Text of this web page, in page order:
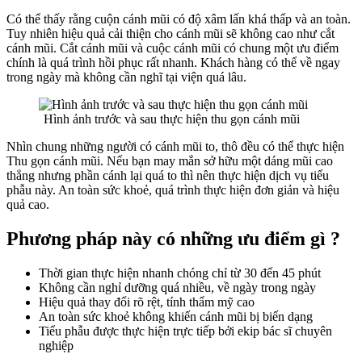
Có thể thấy rằng cuộn cánh mũi có độ xâm lấn khá thấp và an toàn.
Tuy nhiên hiệu quả cải thiện cho cánh mũi sẽ không cao như cắt
cánh mũi. Cắt cánh mũi và cuộc cánh mũi có chung một ưu điểm
chính là quá trình hồi phục rất nhanh. Khách hàng có thể về ngay
trong ngày mà không cần nghĩ tại viện quá lâu.
Hình ảnh trước và sau thực hiện thu gọn cánh mũi
Nhìn chung những người có cánh mũi to, thô đều có thể thực hiện
Thu gọn cánh mũi. Nếu bạn may mắn sở hữu một dáng mũi cao
thẳng nhưng phần cánh lại quá to thì nên thực hiện dịch vụ tiểu
phẫu này. An toàn sức khoẻ, quá trình thực hiện đơn giản và hiệu
quả cao.
Phương pháp này có những ưu điểm gì ?
Thời gian thực hiện nhanh chóng chỉ từ 30 đến 45 phút
Không cần nghỉ dưỡng quá nhiều, về ngày trong ngày
Hiệu quả thay đổi rõ rệt, tính thẩm mỹ cao
An toàn sức khoẻ không khiến cánh mũi bị biến dạng
Tiểu phẫu được thực hiện trực tiếp bởi ekip bác sĩ chuyên
nghiệp